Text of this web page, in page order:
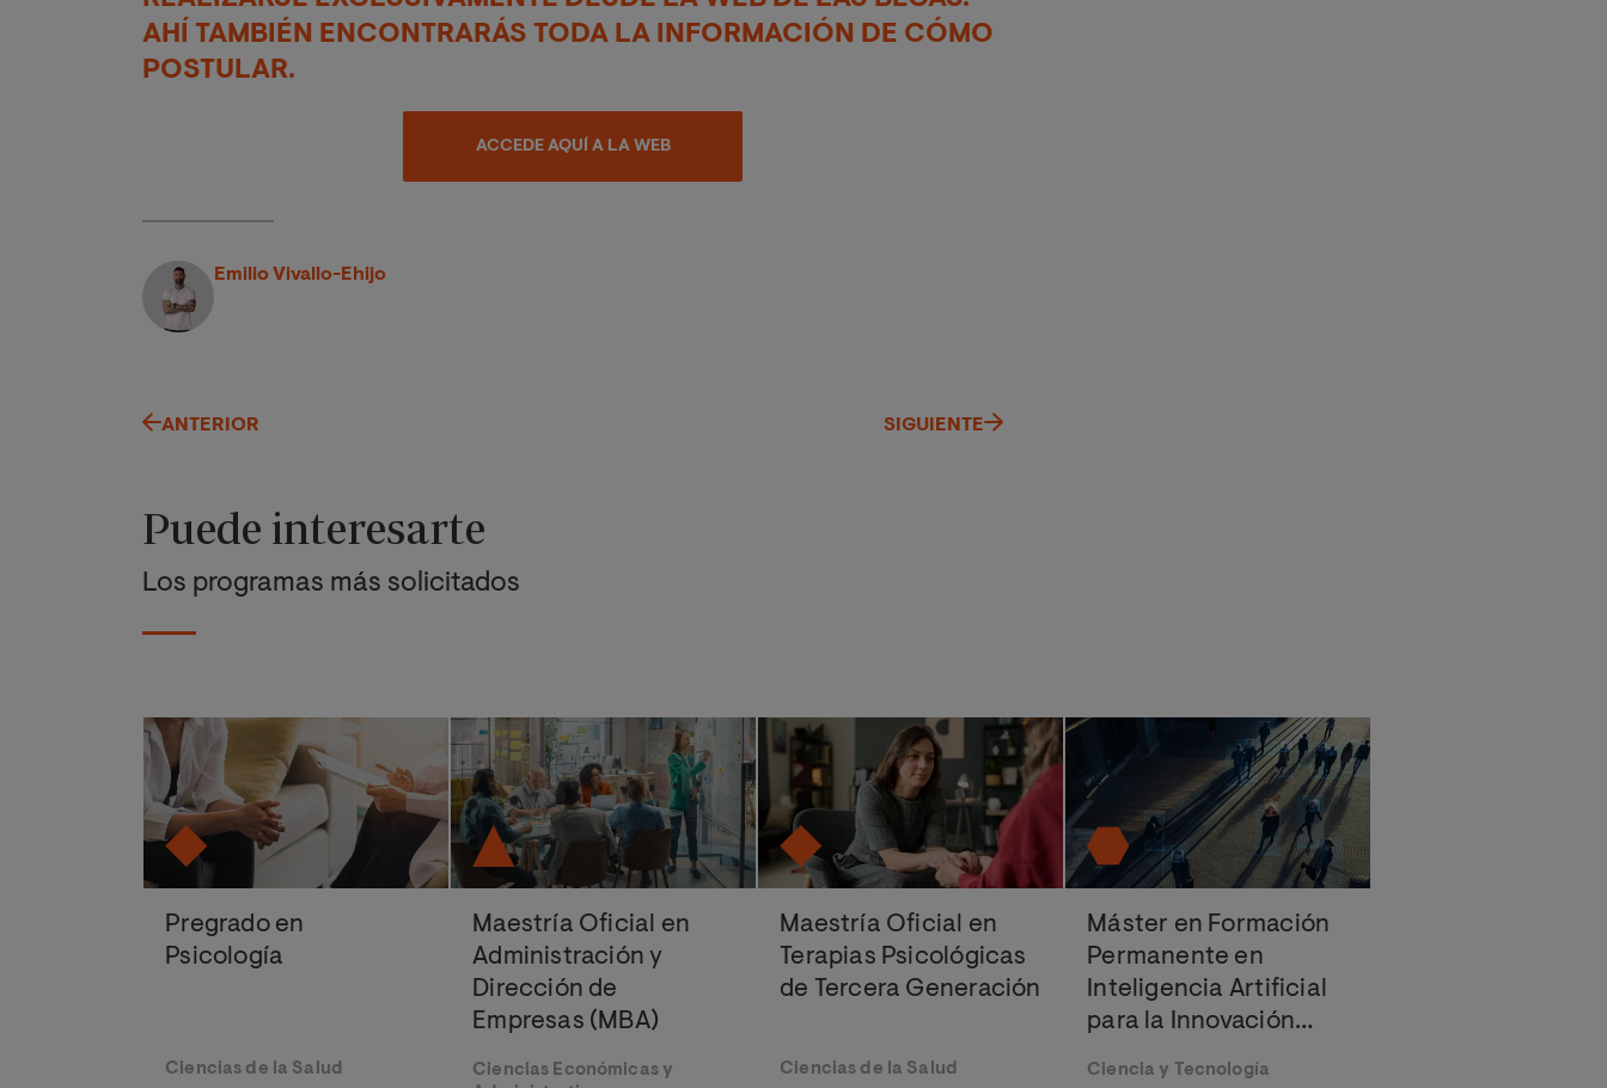
AHÍ TAMBIÉN ENCONTRARÁS TODA LA INFORMACIÓN DE CÓMO
POSTULAR.
ACCEDE AQUÍ A LA WEB
Emilio Vivallo-Ehijo
ANTERIOR SIGUIENTE
Puede interesarte
Los programas más solicitados
Pregrado en
Psicología
Ciencias de la Salud
Maestría Oficial en
Administración y
Dirección de
Empresas (MBA)
Ciencias Económicas y
Maestría Oficial en
Terapias Psicológicas
de Tercera Generación
Ciencias de la Salud
Máster en Formación
Permanente en
Inteligencia Artificial
para la Innovación
Ciencia y Tecnología